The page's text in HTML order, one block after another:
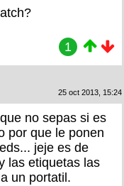
1
25 oct 2013, 15:24
no sepas si es
por que le ponen
jeje es de
las etiquetas las
un portatil.